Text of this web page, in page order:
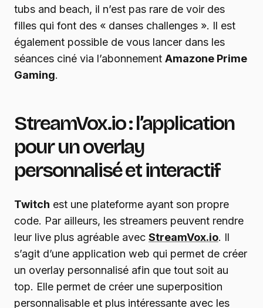
tubs and beach, il n’est pas rare de voir des
filles qui font des « danses challenges ». Il est
également possible de vous lancer dans les
séances ciné via l’abonnement Amazone Prime
Gaming.
StreamVox.io : l’application
pour un overlay
personnalisé et interactif
Twitch est une plateforme ayant son propre
code. Par ailleurs, les streamers peuvent rendre
leur live plus agréable avec StreamVox.io. Il
s’agit d’une application web qui permet de créer
un overlay personnalisé afin que tout soit au
top. Elle permet de créer une superposition
personnalisable et plus intéressante avec les